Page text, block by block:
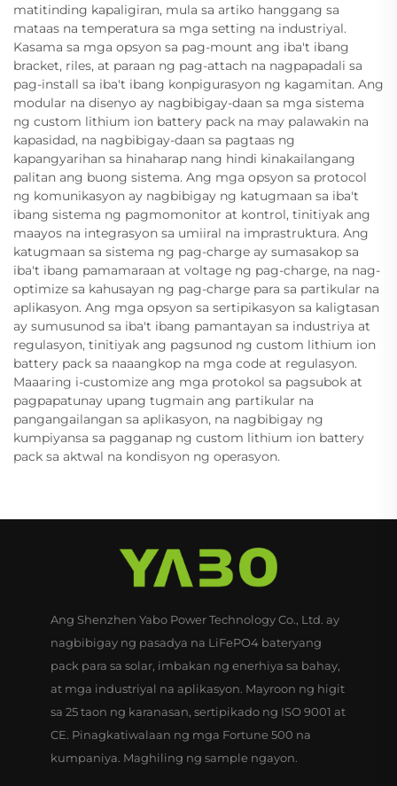
matitinding kapaligiran, mula sa artiko hanggang sa
mataas na temperatura sa mga setting na industriyal.
Kasama sa mga opsyon sa pag-mount ang iba't ibang
bracket, riles, at paraan ng pag-attach na nagpapadali sa
pag-install sa iba't ibang konpigurasyon ng kagamitan. Ang
modular na disenyo ay nagbibigay-daan sa mga sistema
ng custom lithium ion battery pack na may palawakin na
kapasidad, na nagbibigay-daan sa pagtaas ng
kapangyarihan sa hinaharap nang hindi kinakailangang
palitan ang buong sistema. Ang mga opsyon sa protocol
ng komunikasyon ay nagbibigay ng katugmaan sa iba't
ibang sistema ng pagmomonitor at kontrol, tinitiyak ang
maayos na integrasyon sa umiiral na imprastruktura. Ang
katugmaan sa sistema ng pag-charge ay sumasakop sa
iba't ibang pamamaraan at voltage ng pag-charge, na nag-
optimize sa kahusayan ng pag-charge para sa partikular na
aplikasyon. Ang mga opsyon sa sertipikasyon sa kaligtasan
ay sumusunod sa iba't ibang pamantayan sa industriya at
regulasyon, tinitiyak ang pagsunod ng custom lithium ion
battery pack sa naaangkop na mga code at regulasyon.
Maaaring i-customize ang mga protokol sa pagsubok at
pagpapatunay upang tugmain ang partikular na
pangangailangan sa aplikasyon, na nagbibigay ng
kumpiyansa sa pagganap ng custom lithium ion battery
pack sa aktwal na kondisyon ng operasyon.
Ang Shenzhen Yabo Power Technology Co., Ltd. ay
nagbibigay ng pasadya na LiFePO4 bateryang
pack para sa solar, imbakan ng enerhiya sa bahay,
at mga industriyal na aplikasyon. Mayroon ng higit
sa 25 taon ng karanasan, sertipikado ng ISO 9001 at
CE. Pinagkatiwalaan ng mga Fortune 500 na
kumpaniya. Maghiling ng sample ngayon.